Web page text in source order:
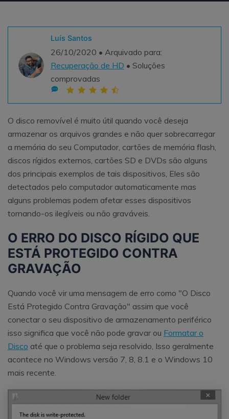
Teste Grátis
Recoverit Grátis
Recupere dados perdidos/excluídos gratuitamente
Teste Grátis
Outros Produtos
Repairit - Reparar Dados
UBackit - Backup de Dados
search
Teste Online
Luís Santos
26/10/2020 • Arquivado para:
Recuperação de HD • Soluções
comprovadas
O disco removível é muito útil quando você deseja
armazenar os arquivos grandes e não quer sobrecarregar
a memória do seu Computador, cartões de memória flash,
discos rígidos externos, cartões SD e DVDs são alguns
dos principais exemplos de tais dispositivos, Eles são
detectados pelo computador automaticamente mas
alguns problemas podem afetar esses dispositivos
tornando-os ilegíveis ou não graváveis.
O ERRO DO DISCO RÍGIDO QUE
ESTÁ PROTEGIDO CONTRA
GRAVAÇÃO
Quando você vir uma mensagem de erro como "O Disco
Está Protegido Contra Gravação" assim que você
conectar o seu dispositivo de armazenamento periférico
isso significa que você não pode gravar ou Formatar o
Disco até que o problema seja resolvido, Isso geralmente
acontece no Windows versão 7, 8, 8.1 e o Windows 10
mais recente.